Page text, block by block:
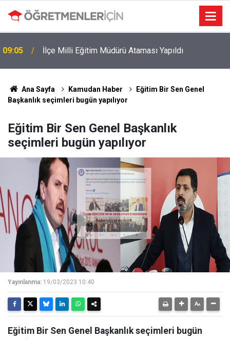
09:05 İlçe Milli Eğitim Müdürü Ataması Yapıldı
Ana Sayfa Kamudan Haber
Eğitim Bir Sen Genel
Başkanlık seçimleri bugün yapılıyor
Eğitim Bir Sen Genel Başkanlık
seçimleri bugün yapılıyor
Yayınlanma: 19/03/2023 10:40
Eğitim Bir Sen Genel Başkanlık seçimleri bugün